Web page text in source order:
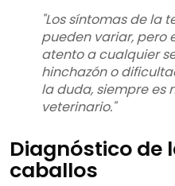
"Los síntomas de la
pueden variar, pero
atento a cualquier
hinchazón o
la duda, siempre es
veterinario."
Diagnóstico de
caballos